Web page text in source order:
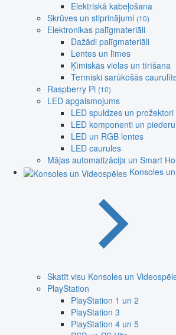
Elektriskā kabeļošana
Skrūves un stiprinājumi (10)
Elektronikas palīgmateriāli
Dažādi palīgmateriāli
Lentes un līmes
Ķīmiskās vielas un tīrīšana
Termiski sarūkošās
Raspberry Pi (10)
LED apgaismojums
LED spuldzes un prožektori
LED komponenti un
LED un RGB lentes
LED caurules
Mājas automatizācija un Smart
Konsoles
Skatīt visu Konsoles un
PlayStation
PlayStation 1 un 2
PlayStation 3
PlayStation 4 un 5